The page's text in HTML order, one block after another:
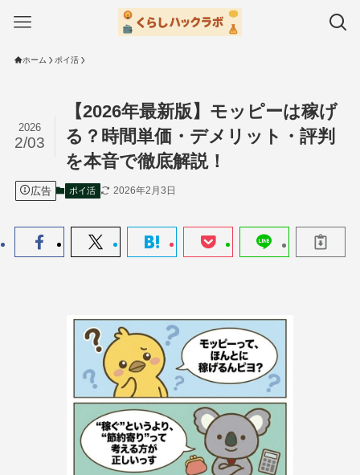
ホーム ポイ活
【2026年最新版】モッピーは稼げ
る？時間単価・デメリット・評判
を本音で徹底解説！
2026
2/03
広告 ポイ活 2026年2月3日